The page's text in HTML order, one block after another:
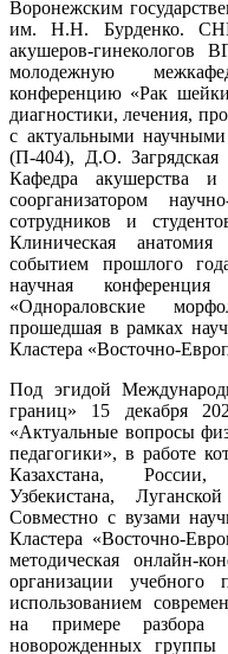
Воронежским
им. Н.Н. Бурденко.
акушеров-
молодежную
конференцию «Рак
диагностики, лечения,
с актуальными
(П-404), Д.О.
Кафедра акушерства
соорганизатором
сотрудников и
Клиническая
событием прошлого
научная
«Однораловские
прошедшая в рамках
Кластера «Восточно-
Под эгидой
границ» 15 декабря
«Актуальные вопросы
педагогики», в работе
Казахстана, России,
Узбекистана,
Совместно с вузами
Кластера «Восточно-
методическая онлайн-
организации
использованием
на примере разбора
новорожденных группы